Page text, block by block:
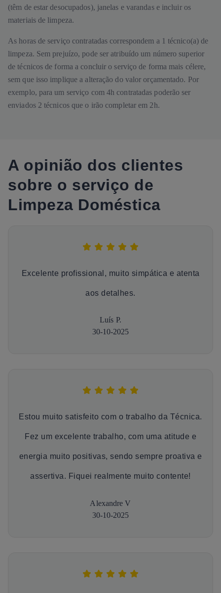
(têm de estar desocupados), janelas e varandas e incluir os
materiais de limpeza.
As horas de serviço contratadas correspondem a 1 técnico(a) de
limpeza. Sem prejuízo, pode ser atribuído um número superior
de técnicos de forma a concluir o serviço de forma mais célere,
sem que isso implique a alteração do valor orçamentado. Por
exemplo, para um serviço com 4h contratadas poderão ser
enviados 2 técnicos que o irão completar em 2h.
A opinião dos clientes
sobre o serviço de
Limpeza Doméstica
Excelente profissional, muito simpática e atenta
aos detalhes.
Luís P.
30-10-2025
Estou muito satisfeito com o trabalho da Técnica.
Fez um excelente trabalho, com uma atitude e
energia muito positivas, sendo sempre proativa e
assertiva. Fiquei realmente muito contente!
Alexandre V
30-10-2025